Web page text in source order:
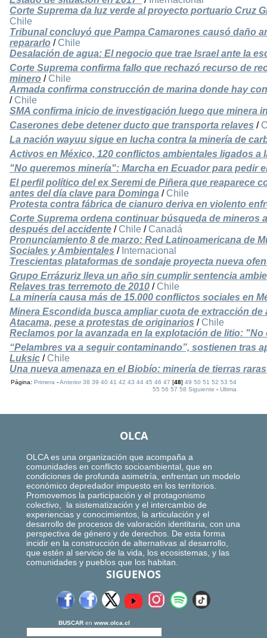
Corte Suprema da luz verde al proyecto portuario Cruz
Chile
Tribunal concluyó que Pampa Camarones causó daño
repararlo / Chile
Desalación de agua: El negocio que trae Israel ante la
Corte Suprema confirma fallo que rechazó recurso de
minero / Chile
Armada confirma construcción de marina donde hay
/ Chile
SMA confirma inicio de investigación luego que minera
Caserones debe detener ducto que transporta relaves /
La nación wayuu sigue en lucha contra la minería de
Activos en México, 120 conflictos ambientales ligados a
"No queremos minería": Marcha en Ecuador para pedir
El perfil político del ex Seremi de Piñera que reaparece
antes del día clave para Dominga / Chile
Protesta contra fábrica de cianuro deriva en violento
Corte Suprema ordena continuar búsqueda de mineros
después del accidente / Chile / Canadá
Pronunciamiento 8 de marzo: Red Latinoamericana de
Sociales y Ambientales / Internacional
Trescientas plataformas de sondaje proyecta nueva
Grupo Errázuriz lleva un año sin cumplir sentencia
Relaves tras terremoto de 2010 / Chile
La minería causa más de 15.000 conflictos sociales en
Minera Escondida busca ampliar cuota de extracción de
Atacama, pese a protestas de originarios / Chile
Reclamos por la avanzada en la explotación de litio:
“Pelambres va a seguir contaminando”, sostienen tras
Luksic / Chile
Una nueva amenaza en el Biobío: minería de tierras
Página:Primera -Anterior 38 39 40 41 42 43 44 45 46 47 [48]49 50 51 52 53 54
55 56 57 58 Siguiente -Ultima
OLCA
OLCA es una organización que acompaña a
comunidades en conflicto socioambiental, que en
condiciones de profunda asimetría, enfrentan un modelo
económico depredador impuesto en los territorios.
Promovemos la participación y el protagonismo
colectivo, la sistematización y el intercambio de
experiencias y conocimientos, la articulación y el
desarrollo de procesos de valoración identitaria, con una
perspectiva de género y de derechos. De esta forma
incidir en la construcción de alternativas al desarrollo,
que estén al servicio de la vida, los ecosistemas, y las
comunidades y pueblos que los habitan.
SIGUENOS
BUSCAR en www.olca.cl